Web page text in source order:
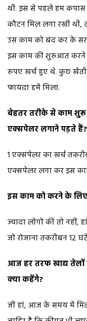
थी. इस से पहले हम
कौटन मिल लगा रखी
उस काम को बंद कर के
इस काम की शुरुआत करने
रुपए खर्च हुए थे. कुछ खेती
फायदा हमें मिला.
बेहतर तरीके से काम
एक्सपेलर लगाने पड़ते हैं?
1 एक्सपेलर का खर्च
एक्सपेलर लगा कर इस
इस काम को करने के
ज्यादा लोगों की तो
जो रोजाना तकरीबन 12
आज हर तरफ खाद्य तेलों
क्या कहेंगे?
जी हां, आज के समय में